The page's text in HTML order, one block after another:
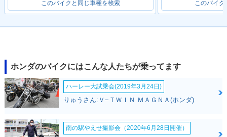
50・フルモデルチェ
ンジ
50・フルモデルチェ
ンジ
ル・特別・限定仕様
このバイクと同じ車種を検索 このバイ
ホンダのバイクにはこんな人たちが乗ってます
ハーレー大試乗会(2019年3月24日)
りゅうさん:Ｖ−ＴＷＩＮ ＭＡＧＮＡ(ホンダ)
南の駅やえせ撮影会（2020年6月28日開催）